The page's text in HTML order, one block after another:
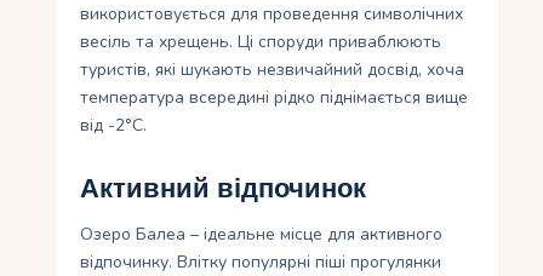
використовується для проведення символічних
весіль та хрещень. Ці споруди приваблюють
туристів, які шукають незвичайний досвід, хоча
температура всередині рідко піднімається вище
від -2°C.
Активний відпочинок
Озеро Балеа – ідеальне місце для активного
відпочинку. Влітку популярні піші прогулянки